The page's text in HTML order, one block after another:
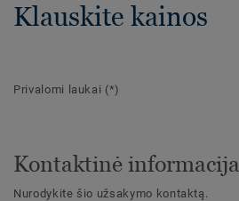
Klauskite kainos
Privalomi laukai (*)
Kontaktinė informacija
Nurodykite šio užsakymo kontaktą.